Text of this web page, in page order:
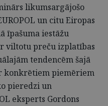
likumsargājošo
un citu Eiropas
īpašuma iestāžu
viltotu preču izplatības
tendencēm šajā
konkrētiem piemēriem
pieredzi un
eksperts Gordons